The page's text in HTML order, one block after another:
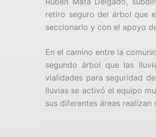
retiro seguro del árbol que
seccionarlo y con el apoyo
En el camino entre la
segundo árbol que las
vialidades para seguridad
lluvias se activó el equipo
sus diferentes áreas